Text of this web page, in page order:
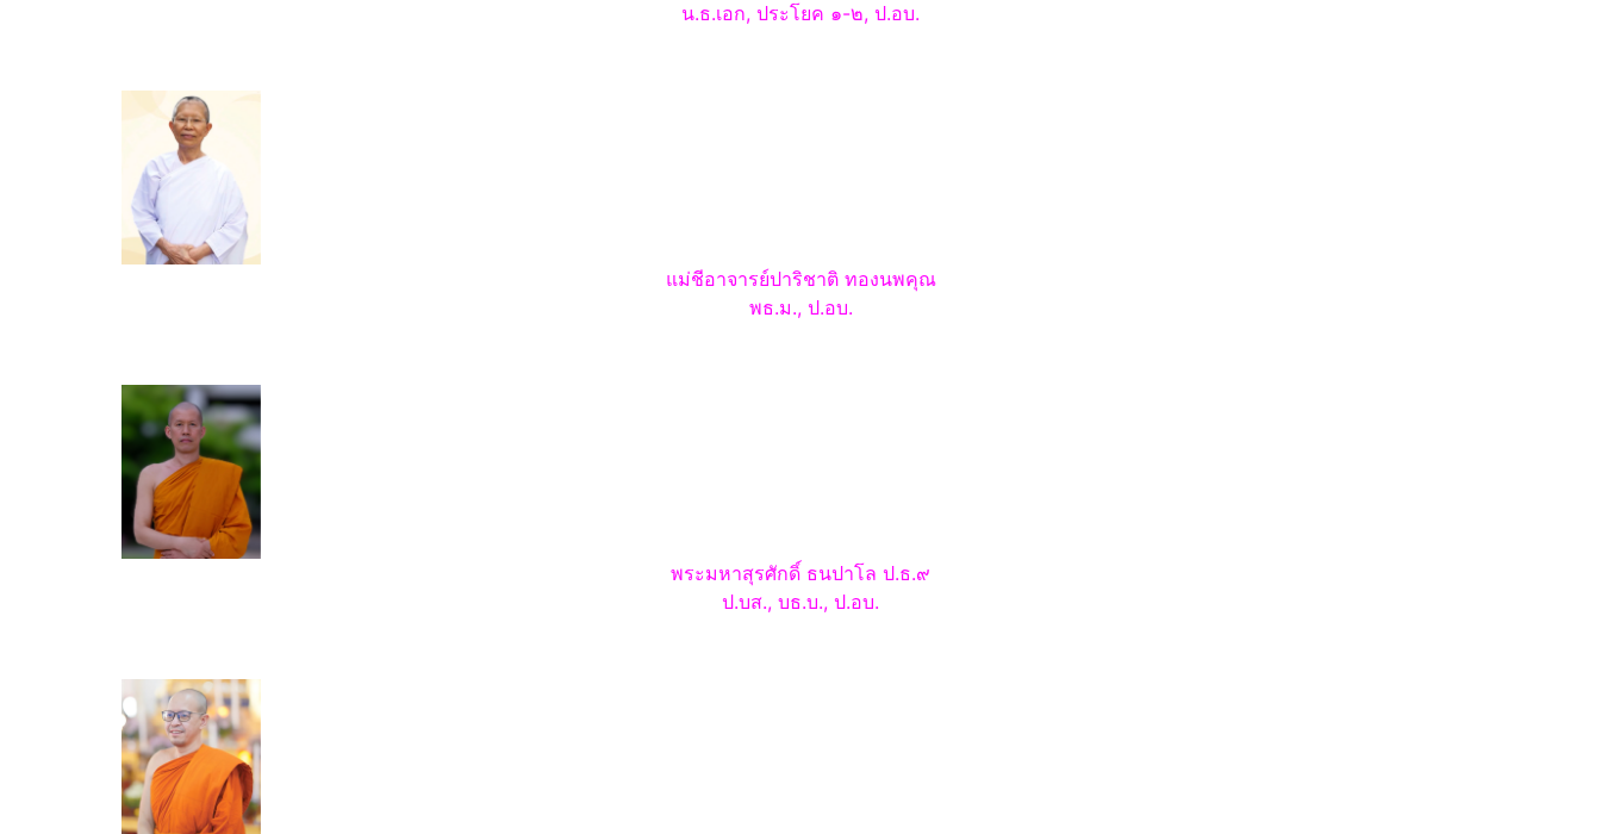
น.ธ.เอก, ประโยค ๑-๒, ป.อบ.
แม่ชีอาจารย์ปาริชาติ ทองนพคุณ
พธ.ม., ป.อบ.
พระมหาสุรศักดิ์ ธนปาโล ป.ธ.๙
ป.บส., บธ.บ., ป.อบ.